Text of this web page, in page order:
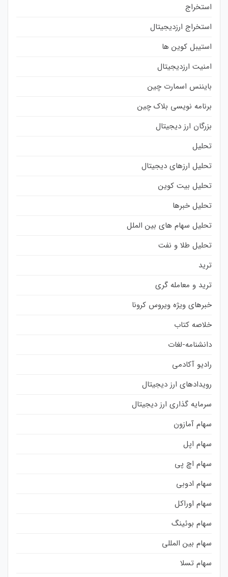
استخراج
استخراج ارزدیجیتال
استیبل کوین ها
امنیت ارزدیجیتال
بایننس اسمارت چین
برنامه نویسی بلاک چین
بزرگان ارز دیجیتال
تحلیل
تحلیل ارزهای دیجیتال
تحلیل بیت کوین
تحلیل خبرها
تحلیل سهام های بین الملل
تحلیل طلا و نفت
ترید
ترید و معامله گری
خبرهای ویژه ویروس کرونا
خلاصه کتاب
دانشنامه-لغات
رادیو آکادمی
رویدادهای ارز دیجیتال
سرمایه گذاری ارز دیجیتال
سهام آمازون
سهام اپل
سهام اچ پی
سهام ادوبی
سهام اوراکل
سهام بوئینگ
سهام بین المللی
سهام تسلا